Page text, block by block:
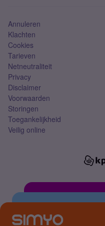
Annuleren
Klachten
Cookies
Tarieven
Netneutraliteit
Privacy
Disclaimer
Voorwaarden
Storingen
Toegankelijkheid
Veilig online